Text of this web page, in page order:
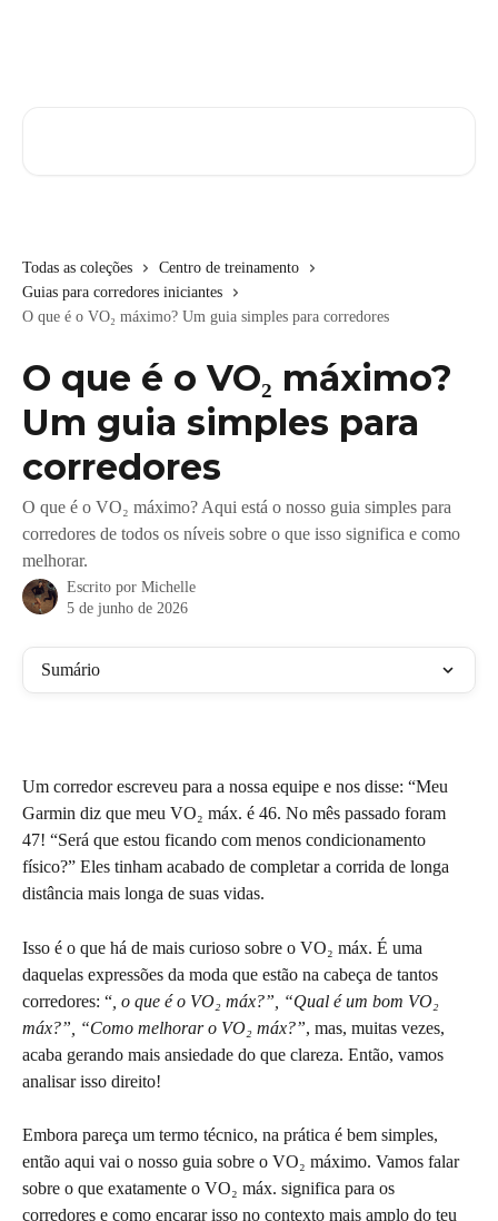
Todas as coleções
Centro de treinamento
Guias para corredores iniciantes
O que é o VO₂ máximo? Um guia simples para corredores
O que é o VO₂ máximo?
Um guia simples para
corredores
O que é o VO₂ máximo? Aqui está o nosso guia simples para
corredores de todos os níveis sobre o que isso significa e como
melhorar.
Escrito por Michelle
5 de junho de 2026
Sumário
Um corredor escreveu para a nossa equipe e nos disse: “Meu
Garmin diz que meu VO₂ máx. é 46. No mês passado foram
47! “Será que estou ficando com menos condicionamento
físico?” Eles tinham acabado de completar a corrida de longa
distância mais longa de suas vidas.
Isso é o que há de mais curioso sobre o VO₂ máx. É uma
daquelas expressões da moda que estão na cabeça de tantos
corredores: “ , o que é o VO₂ máx?”, “Qual é um bom VO₂
máx?”, “Como melhorar o VO₂ máx?”, mas, muitas vezes,
acaba gerando mais ansiedade do que clareza. Então, vamos
analisar isso direito!
Embora pareça um termo técnico, na prática é bem simples,
então aqui vai o nosso guia sobre o VO₂ máximo. Vamos falar
sobre o que exatamente o VO₂ máx. significa para os
corredores e como encarar isso no contexto mais amplo do teu